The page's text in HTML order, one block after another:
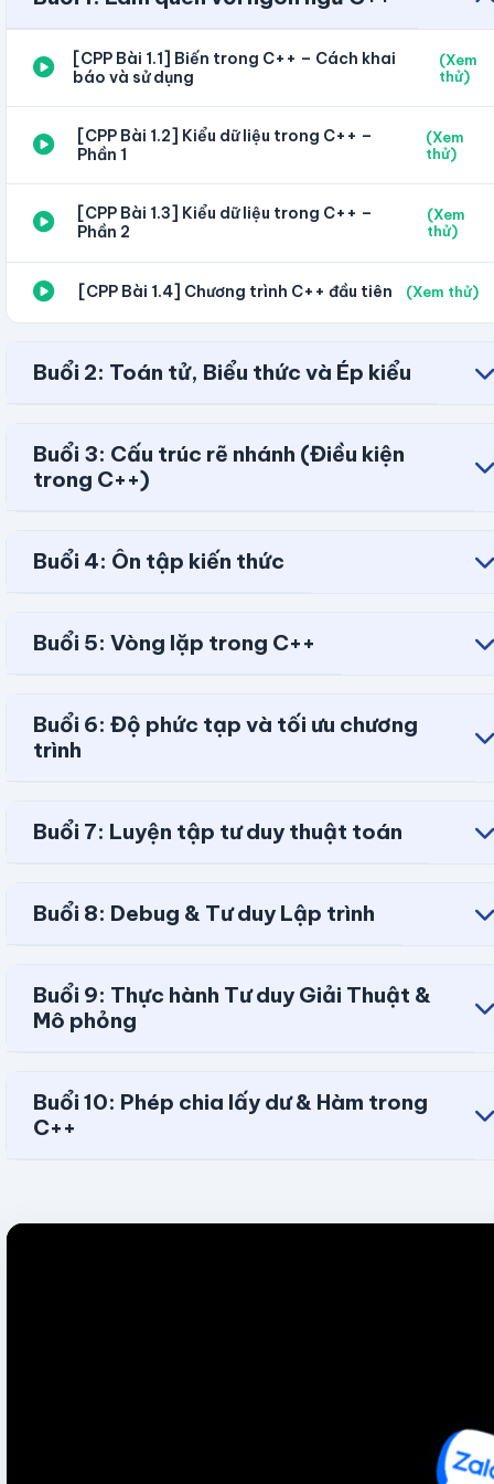
[CPP Bài 1.1] Biến trong C++ – Cách khai
báo và sử dụng
(Xem
thử)
[CPP Bài 1.2] Kiểu dữ liệu trong C++ –
Phần 1
(Xem
thử)
[CPP Bài 1.3] Kiểu dữ liệu trong C++ –
Phần 2
(Xem
thử)
[CPP Bài 1.4] Chương trình C++ đầu tiên (Xem thử)
Buổi 2: Toán tử, Biểu thức và Ép kiểu
Buổi 3: Cấu trúc rẽ nhánh (Điều kiện
trong C++)
Buổi 4: Ôn tập kiến thức
Buổi 5: Vòng lặp trong C++
Buổi 6: Độ phức tạp và tối ưu chương
trình
Buổi 7: Luyện tập tư duy thuật toán
Buổi 8: Debug & Tư duy Lập trình
Buổi 9: Thực hành Tư duy Giải Thuật &
Mô phỏng
Buổi 10: Phép chia lấy dư & Hàm trong
C++